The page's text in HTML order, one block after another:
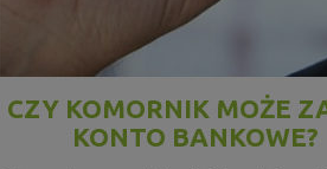
CZY KOMORNIK MOŻE
KONTO BANKOWE?